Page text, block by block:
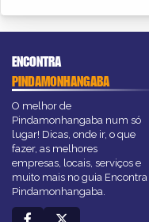
ENCONTRA
PINDAMONHANGABA
O melhor de
Pindamonhangaba num só
lugar! Dicas, onde ir, o que
fazer, as melhores
empresas, locais, serviços e
muito mais no guia Encontra
Pindamonhangaba.